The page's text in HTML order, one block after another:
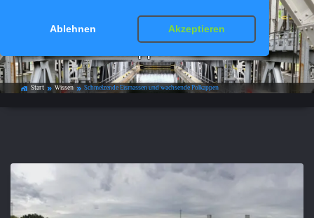
Ablehnen Akzeptieren
Schmelzende Eismassen und
wachsende Polkappen
home_work Start double_arrow Wissen double_arrow Schmelzende Eismassen und wachsende Polkappen